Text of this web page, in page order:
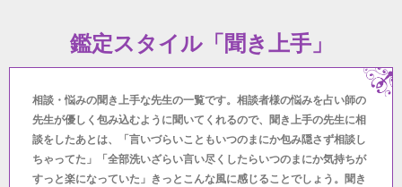
鑑定スタイル「聞き上手」
相談・悩みの聞き上手な先生の一覧です。相談者様の悩みを占い師の
先生が優しく包み込むように聞いてくれるので、聞き上手の先生に相
談をしたあとは、「言いづらいこともいつのまにか包み隠さず相談し
ちゃってた」「全部洗いざらい言い尽くしたらいつのまにか気持ちが
すっと楽になっていた」きっとこんな風に感じることでしょう。聞き